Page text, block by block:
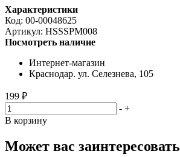
Характеристики
Код: 00-00048625
Артикул: HSSSPM008
Посмотреть наличие
Интернет-магазин
Краснодар. ул. Селезнева, 105
199 ₽
- +
В корзину
Может вас заинтересовать